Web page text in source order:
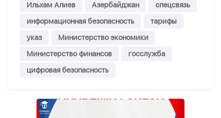
Ильхам Алиев Азербайджан
спецсвязь
информационная безопасность
тарифы
указ
Министерство экономики
Министерство финансов
госслужба
цифровая безопасность